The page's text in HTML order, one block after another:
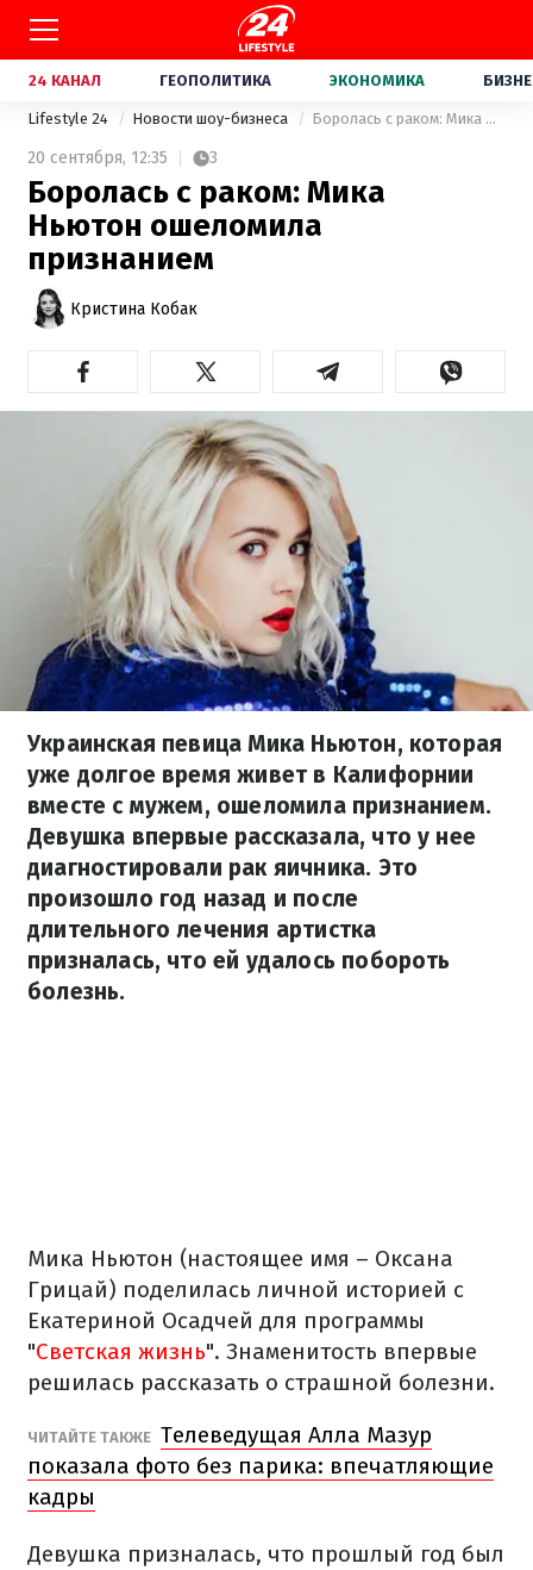
24 КАНАЛ ГЕОПОЛИТИКА ЭКОНОМИКА
Lifestyle 24 Новости шоу-бизнеса Боролась с раком: Мика Ньютон ошеломила признанием
20 сентября, 12:35 3
Боролась с раком: Мика
Ньютон ошеломила
признанием
Кристина Кобак
Украинская певица Мика Ньютон, которая
уже долгое время живет в Калифорнии
вместе с мужем, ошеломила признанием.
Девушка впервые рассказала, что у нее
диагностировали рак яичника. Это
произошло год назад и после
длительного лечения артистка
призналась, что ей удалось побороть
болезнь.
Мика Ньютон (настоящее имя – Оксана
Грицай) поделилась личной историей с
Екатериной Осадчей для программы
"Светская жизнь". Знаменитость впервые
решилась рассказать о страшной болезни.
ЧИТАЙТЕ ТАКЖЕ Телеведущая Алла Мазур
показала фото без парика: впечатляющие
кадры
Девушка призналась, что прошлый год был